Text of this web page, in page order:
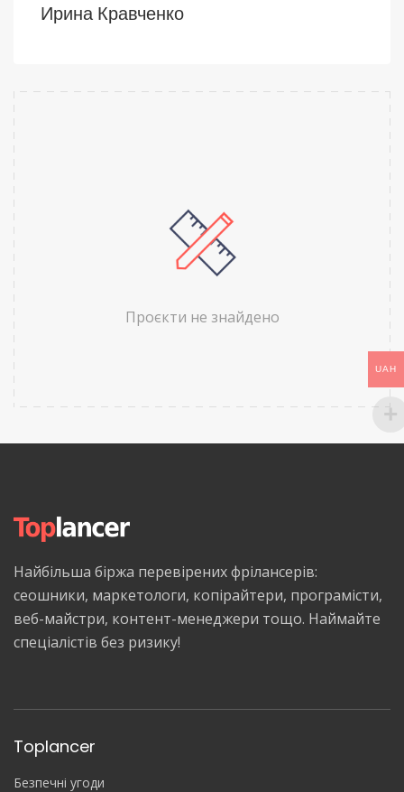
Ирина Кравченко
Проєкти не знайдено
Найбільша біржа перевірених фрілансерів:
сеошники, маркетологи, копірайтери, програмісти,
веб-майстри, контент-менеджери тощо. Наймайте
спеціалістів без ризику!
Toplancer
Безпечні угоди
UAH